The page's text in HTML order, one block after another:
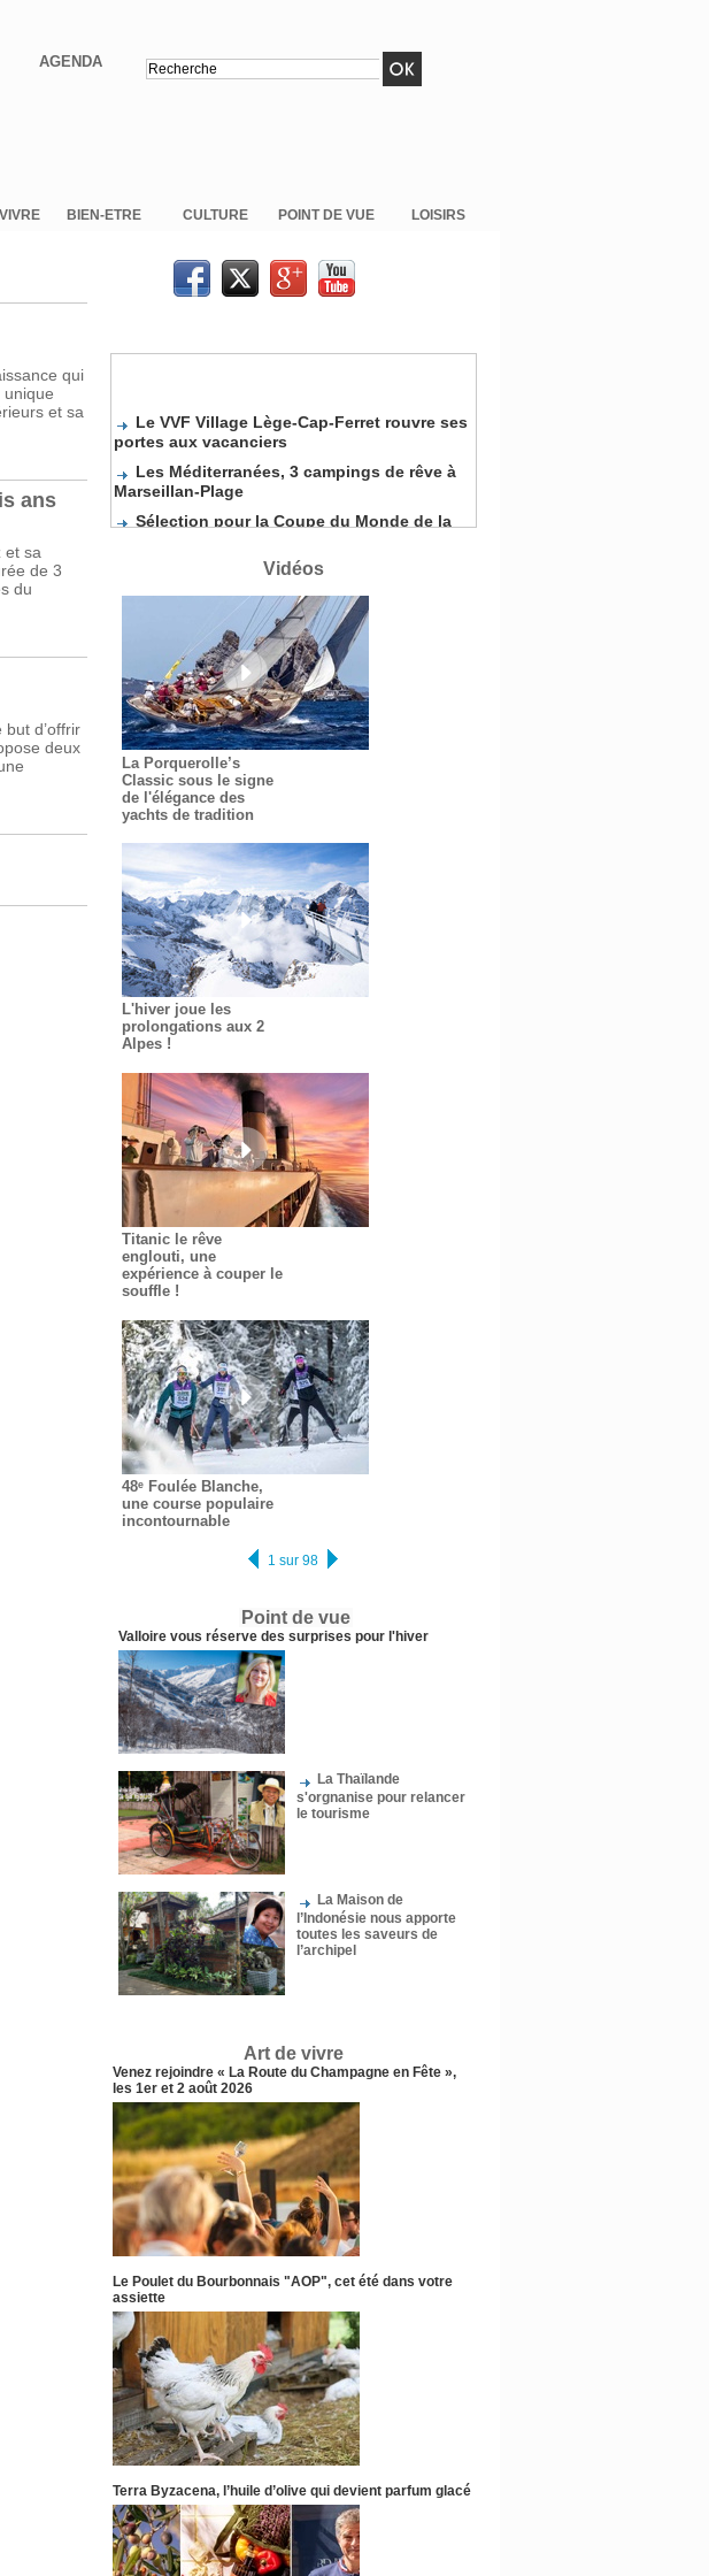
AGENDA
BIEN-ETRE CULTURE POINT DE VUE LOISIRS
qui
unique
et sa
ans
et sa
de 3
du
d’offrir
deux
portes aux vacanciers
Marseillan-Plage
Pâtisserie à La Nouvelle-Orléans
De nouveaux cocktails, stars de l’été
La première sélection des grappes du
Guide Michelin
Vidéos
La Porquerolle’s
Classic sous le signe
de l'élégance des
yachts de tradition
L'hiver joue les
prolongations aux 2
Alpes !
Titanic le rêve
englouti, une
expérience à couper le
souffle !
48ᵉ Foulée Blanche,
une course populaire
incontournable
1 sur 98
Point de vue
Valloire vous réserve des surprises pour l'hiver
La Thaïlande
s'orgnanise pour relancer
le tourisme
La Maison de
l’Indonésie nous apporte
toutes les saveurs de
l’archipel
Art de vivre
Venez rejoindre « La Route du Champagne en Fête »,
les 1er et 2 août 2026
Le Poulet du Bourbonnais "AOP", cet été dans votre
assiette
Terra Byzacena, l’huile d’olive qui devient parfum glacé